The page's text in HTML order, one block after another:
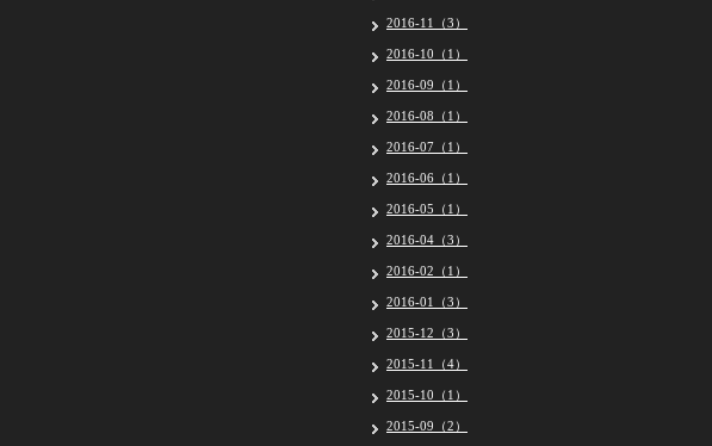
2016-11（3）
2016-10（1）
2016-09（1）
2016-08（1）
2016-07（1）
2016-06（1）
2016-05（1）
2016-04（3）
2016-02（1）
2016-01（3）
2015-12（3）
2015-11（4）
2015-10（1）
2015-09（2）